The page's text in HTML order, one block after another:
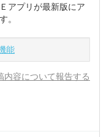
アプリが最新版にア
。
能
内容について報告する